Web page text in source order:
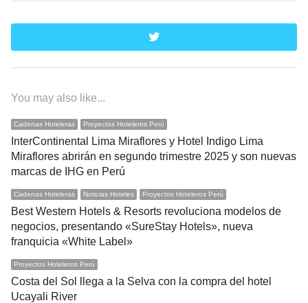
twitter
You may also like...
Cadenas Hoteleras Proyectos Hoteleros Perú
InterContinental Lima Miraflores y Hotel Indigo Lima
Miraflores abrirán en segundo trimestre 2025 y son nuevas
marcas de IHG en Perú
Cadenas Hoteleras Noticias Hoteles Proyectos Hoteleros Perú
Best Western Hotels & Resorts revoluciona modelos de
negocios, presentando «SureStay Hotels», nueva
franquicia «White Label»
Proyectos Hoteleros Perú
Costa del Sol llega a la Selva con la compra del hotel
Ucayali River